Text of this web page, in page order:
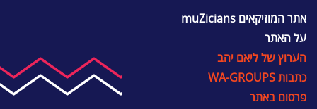
אתר המוזיקאים muZicians
על האתר
הערוץ של ליאם יהב
כתבות WA-GROUPS
פרסום באתר